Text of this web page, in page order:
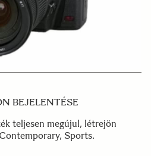
BEJELENTÉSE
teljesen megújul, létrejön
Sports.